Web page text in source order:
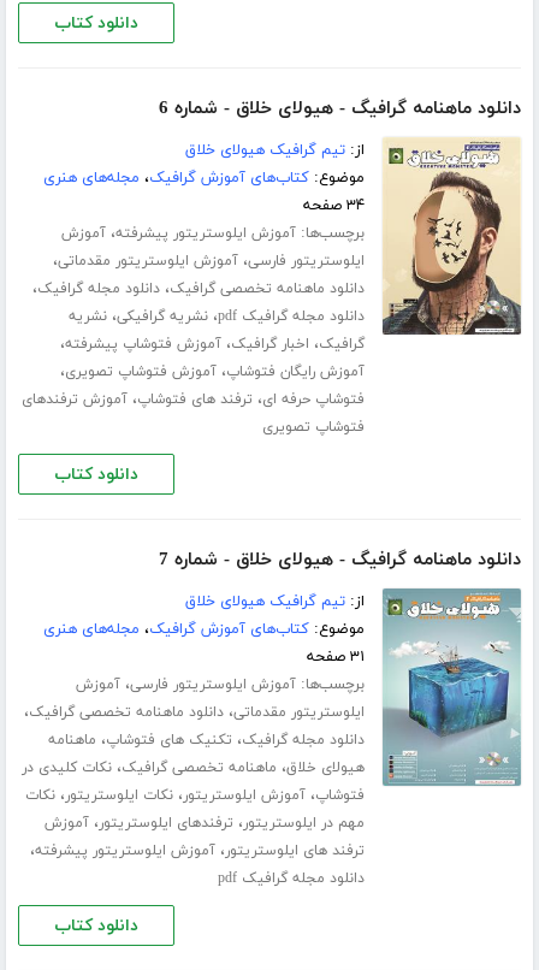
دانلود کتاب
دانلود ماهنامه گرافیگ - هیولای خلاق - شماره 6
از:تیم گرافیک هیولای خلاق
موضوع:کتاب‌های آموزش گرافیک، مجله‌های هنری
۳۴ صفحه
برچسب‌ها:آموزش ایلوستریتور پیشرفته،آموزش
ایلوستریتور فارسی،آموزش ایلوستریتور مقدماتی،
دانلود ماهنامه تخصصی گرافیک،دانلود مجله گرافیک،
دانلود مجله گرافیک pdf ،نشریه گرافیکی،نشریه
گرافیک، اخبار گرافیک،آموزش فتوشاپ پیشرفته،
آموزش رایگان فتوشاپ،آموزش فتوشاپ تصویری،
فتوشاپ حرفه ای، ترفند های فتوشاپ،آموزش ترفندهای
فتوشاپ تصویری
دانلود کتاب
دانلود ماهنامه گرافیگ - هیولای خلاق - شماره 7
از:تیم گرافیک هیولای خلاق
موضوع:کتاب‌های آموزش گرافیک، مجله‌های هنری
۳۱ صفحه
برچسب‌ها:آموزش ایلوستریتور فارسی،آموزش
ایلوستریتور مقدماتی،دانلود ماهنامه تخصصی گرافیک،
دانلود مجله گرافیک، تکنیک های فتوشاپ، ماهنامه
هیولای خلاق، ماهنامه تخصصی گرافیک،نکات کلیدی در
فتوشاپ،آموزش ایلوستریتور،نکات ایلوستریتور،نکات
مهم در ایلوستریتور، ترفندهای ایلوستریتور،آموزش
ترفند های ایلوستریتور،آموزش ایلوستریتور پیشرفته،
دانلود مجله گرافیک pdf
دانلود کتاب